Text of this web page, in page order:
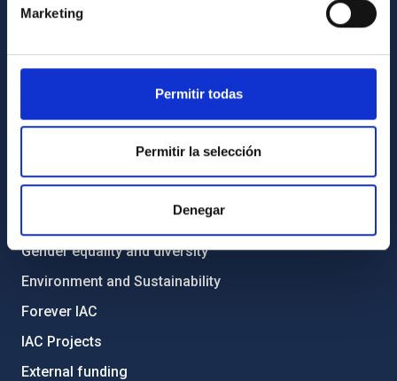
Marketing
Permitir todas
Permitir la selección
Denegar
List of personnel
ABOUT THE IAC
Transparency
Code of ethics and anti-fraud policy
Gender equality and diversity
Environment and Sustainability
Forever IAC
IAC Projects
External funding